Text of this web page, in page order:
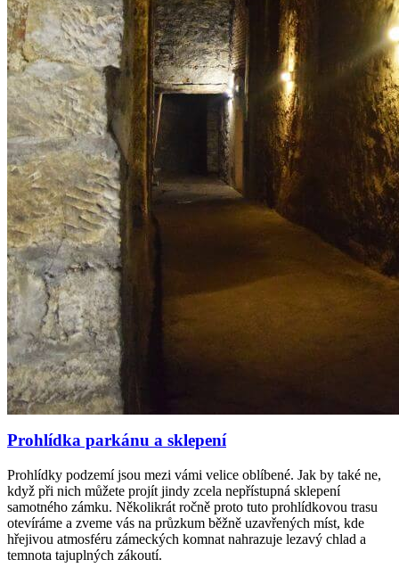
Prohlídka parkánu a sklepení
Prohlídky podzemí jsou mezi vámi velice oblíbené. Jak by také ne,
když při nich můžete projít jindy zcela nepřístupná sklepení
samotného zámku. Několikrát ročně proto tuto prohlídkovou trasu
otevíráme a zveme vás na průzkum běžně uzavřených míst, kde
hřejivou atmosféru zámeckých komnat nahrazuje lezavý chlad a
temnota tajuplných zákoutí.